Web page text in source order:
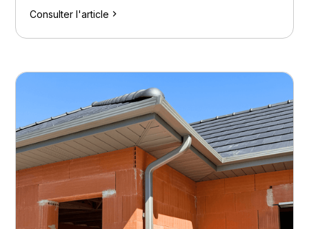
Consulter l'article